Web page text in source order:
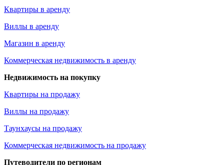
Квартиры в аренду
Виллы в аренду
Магазин в аренду
Коммерческая недвижимость в аренду
Недвижимость на покупку
Квартиры на продажу
Виллы на продажу
Таунхаусы на продажу
Коммерческая недвижимость на продажу
Путеводители по регионам